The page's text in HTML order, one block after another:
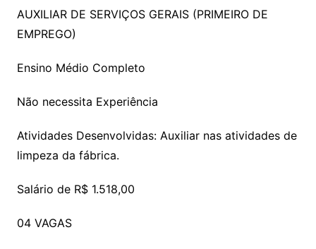
AUXILIAR DE SERVIÇOS GERAIS (PRIMEIRO DE
EMPREGO)
Ensino Médio Completo
Não necessita Experiência
Atividades Desenvolvidas: Auxiliar nas atividades de
limpeza da fábrica.
Salário de R$ 1.518,00
04 VAGAS